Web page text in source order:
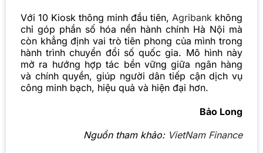
Với 10 Kiosk thông minh đầu tiên, Agribank không
chỉ góp phần số hóa nền hành chính Hà Nội mà
còn khẳng định vai trò tiên phong của mình trong
hành trình chuyển đổi số quốc gia. Mô hình này
mở ra hướng hợp tác bền vững giữa ngân hàng
và chính quyền, giúp người dân tiếp cận dịch vụ
công minh bạch, hiệu quả và hiện đại hơn.
Bảo Long
Nguồn tham khảo: VietNam Finance